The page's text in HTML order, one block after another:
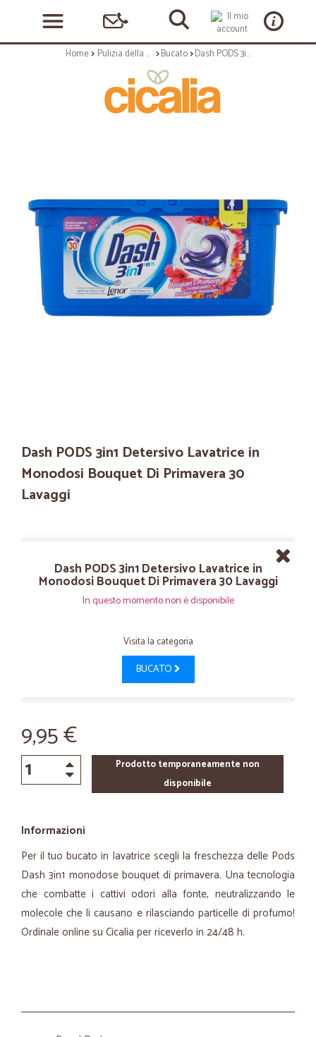
Home Pulizia della casa Bucato Dash PODS 3in1 Detersivo Lavatrice in Monodosi Bouquet Di Primavera 30 Lavaggi
Dash PODS 3in1 Detersivo Lavatrice in
Monodosi Bouquet Di Primavera 30
Lavaggi
Dash PODS 3in1 Detersivo Lavatrice in
Monodosi Bouquet Di Primavera 30 Lavaggi
In questo momento non è disponibile
Visita la categoria
BUCATO
9,95 €
Prodotto temporaneamente non
disponibile
Informazioni
Per il tuo bucato in lavatrice scegli la freschezza delle Pods
Dash 3in1 monodose bouquet di primavera. Una tecnologia
che combatte i cattivi odori alla fonte, neutralizzando le
molecole che li causano e rilasciando particelle di profumo!
Ordinale online su Cicalia per riceverlo in 24/48 h.